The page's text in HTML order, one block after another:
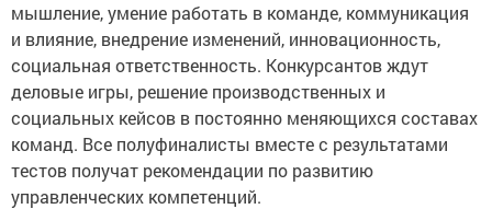
мышление, умение работать в команде, коммуникация
и влияние, внедрение изменений, инновационность,
социальная ответственность. Конкурсантов ждут
деловые игры, решение производственных и
социальных кейсов в постоянно меняющихся составах
команд. Все полуфиналисты вместе с результатами
тестов получат рекомендации по развитию
управленческих компетенций.